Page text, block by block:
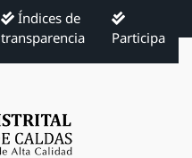
Índices de
transparencia
Participa